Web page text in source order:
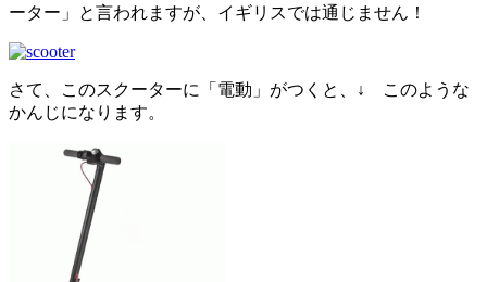
ーター」と言われますが、イギリスでは通じません！
さて、このスクーターに「電動」がつくと、↓ このような
かんじになります。